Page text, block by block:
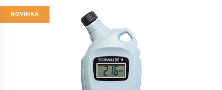
NOVINKA